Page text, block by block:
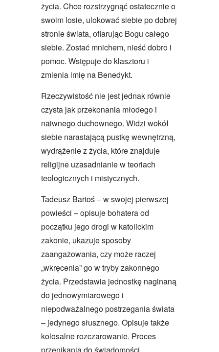
życia. Chce rozstrzygnąć ostatecznie o
swoim losie, ulokować siebie po dobrej
stronie świata, ofiarując Bogu całego
siebie. Zostać mnichem, nieść dobro i
pomoc. Wstępuje do klasztoru i
zmienia imię na Benedykt.
Rzeczywistość nie jest jednak równie
czysta jak przekonania młodego i
naiwnego duchownego. Widzi wokół
siebie narastającą pustkę wewnętrzną,
wydrążenie z życia, które znajduje
religijne uzasadnianie w teoriach
teologicznych i mistycznych.
Tadeusz Bartoś – w swojej pierwszej
powieści – opisuje bohatera od
początku jego drogi w katolickim
zakonie, ukazuje sposoby
zaangażowania, czy może raczej
„wkręcenia” go w tryby zakonnego
życia. Przedstawia jednostkę naginaną
do jednowymiarowego i
niepodważalnego postrzegania świata
– jedynego słusznego. Opisuje także
kolosalne rozczarowanie. Proces